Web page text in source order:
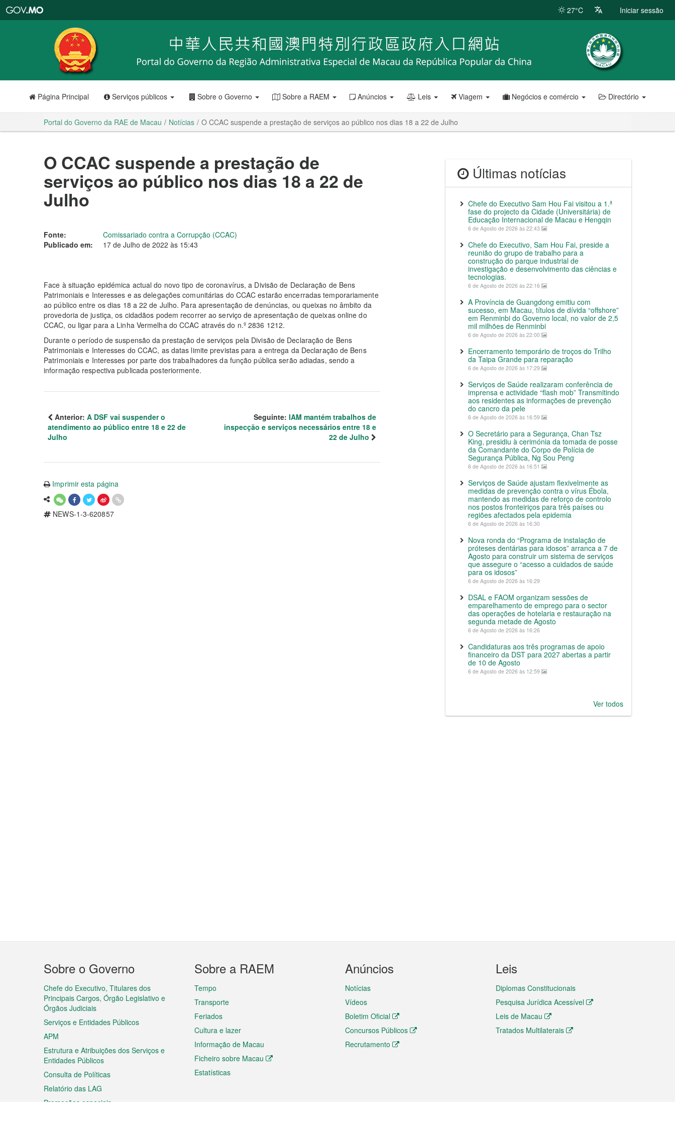
RAE
de
Macau
27°C Iniciar sessão
Página Principal Serviços públicos Sobre o Governo Sobre a RAEM Anúncios Leis Viagem Negócios e comércio Directório
Portal do Governo da RAE de Macau Notícias O CCAC suspende a prestação de serviços ao público nos dias 18 a 22 de Julho
O CCAC suspende a prestação de
serviços ao público nos dias 18 a 22 de
Julho
Fonte:
Comissariado contra a Corrupção (CCAC)
Publicado em:
17 de Julho de 2022 às 15:43
Face à situação epidémica actual do novo tipo de coronavírus, a Divisão de Declaração de Bens
Patrimoniais e Interesses e as delegações comunitárias do CCAC estarão encerradas temporariamente
ao público entre os dias 18 a 22 de Julho. Para apresentação de denúncias, ou queixas no âmbito da
provedoria de justiça, os cidadãos podem recorrer ao serviço de apresentação de queixas online do
CCAC, ou ligar para a Linha Vermelha do CCAC através do n.º 2836 1212.
Durante o período de suspensão da prestação de serviços pela Divisão de Declaração de Bens
Patrimoniais e Interesses do CCAC, as datas limite previstas para a entrega da Declaração de Bens
Patrimoniais e Interesses por parte dos trabalhadores da função pública serão adiadas, sendo a
informação respectiva publicada posteriormente.
Anterior: A DSF vai suspender o
atendimento ao público entre 18 e 22 de
Julho
Seguinte: IAM mantém trabalhos de
inspecção e serviços necessários entre 18 e
22 de Julho
Imprimir esta página
NEWS-1-3-620857
Últimas notícias
Chefe do Executivo Sam Hou Fai visitou a 1.ª
fase do projecto da Cidade (Universitária) de
Educação Internacional de Macau e Hengqin
6 de Agosto de 2026 às 22:43
Chefe do Executivo, Sam Hou Fai, preside a
reunião do grupo de trabalho para a
construção do parque industrial de
investigação e desenvolvimento das ciências e
tecnologias.
6 de Agosto de 2026 às 22:16
A Província de Guangdong emitiu com
sucesso, em Macau, títulos de dívida “offshore”
em Renminbi do Governo local, no valor de 2,5
mil milhões de Renminbi
6 de Agosto de 2026 às 22:00
Encerramento temporário de troços do Trilho
da Taipa Grande para reparação
6 de Agosto de 2026 às 17:29
Serviços de Saúde realizaram conferência de
imprensa e actividade “flash mob” Transmitindo
aos residentes as informações de prevenção
do cancro da pele
6 de Agosto de 2026 às 16:59
O Secretário para a Segurança, Chan Tsz
King, presidiu à cerimónia da tomada de posse
da Comandante do Corpo de Polícia de
Segurança Pública, Ng Sou Peng
6 de Agosto de 2026 às 16:51
Serviços de Saúde ajustam flexivelmente as
medidas de prevenção contra o vírus Ébola,
mantendo as medidas de reforço de controlo
nos postos fronteiriços para três países ou
regiões afectados pela epidemia
6 de Agosto de 2026 às 16:30
Nova ronda do “Programa de instalação de
próteses dentárias para idosos” arranca a 7 de
Agosto para construir um sistema de serviços
que assegure o “acesso a cuidados de saúde
para os idosos”
6 de Agosto de 2026 às 16:29
DSAL e FAOM organizam sessões de
emparelhamento de emprego para o sector
das operações de hotelaria e restauração na
segunda metade de Agosto
6 de Agosto de 2026 às 16:26
Candidaturas aos três programas de apoio
financeiro da DST para 2027 abertas a partir
de 10 de Agosto
6 de Agosto de 2026 às 12:59
Ver todos
Menu
do
rodapé
Sobre o Governo
Chefe do Executivo, Titulares dos
Principais Cargos, Órgão Legislativo e
Órgãos Judiciais
Serviços e Entidades Públicos
APM
Estrutura e Atribuições dos Serviços e
Entidades Públicos
Consulta de Políticas
Relatório das LAG
Promoções especiais
Sobre a RAEM
Tempo
Transporte
Feriados
Cultura e lazer
Informação de Macau
Ficheiro sobre Macau
Estatísticas
Anúncios
Notícias
Vídeos
Boletim Oficial
Concursos Públicos
Recrutamento
Leis
Diplomas Constitucionais
Pesquisa Jurídica Acessível
Leis de Macau
Tratados Multilaterais